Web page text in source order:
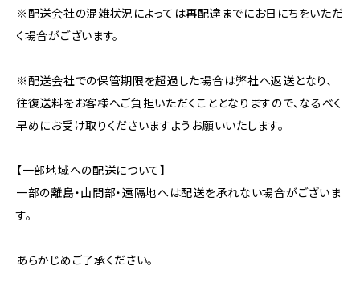
※配送会社の混雑状況によっては再配達までにお日にちをいただ
く場合がございます。
※配送会社での保管期限を超過した場合は弊社へ返送となり、
往復送料をお客様へご負担いただくこととなりますので、なるべく
早めにお受け取りくださいますようお願いいたします。
【一部地域への配送について】
一部の離島・山間部・遠隔地へは配送を承れない場合がございま
す。
あらかじめご了承ください。